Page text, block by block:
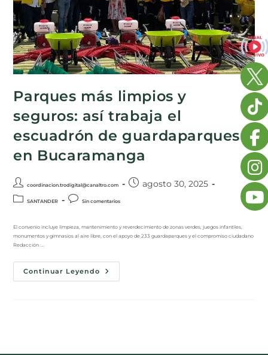
Parques más limpios y
seguros: así trabaja el
escuadrón de guardaparques
en Bucaramanga
coordinacion.trodigital@canaltro.com agosto 30, 2025
SANTANDER Sin comentarios
El convenio incluye limpieza, mantenimiento y reverdecimiento de zonas verdes, juegos infantiles,
monumentos y gimnasios al aire libre, con el apoyo de 233 guardaparques y el compromiso ciudadano
Redacción :…
Continuar Leyendo